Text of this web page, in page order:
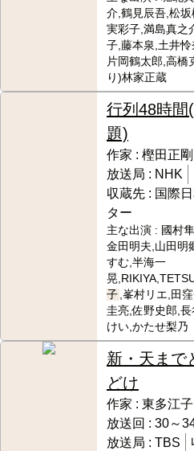
介,鶴見辰吾,松坂
実彩子,満島真之
子,藤本泉,土井
片岡鶴太郎,高橋
り)林家正蔵
行列48時間
題)
作家 : 樫田正剛
放送局 : NHK
収蔵先 : 国際
ター
主な出演 : 國村
金田明夫,山田明
すむ,半海一
晃
子 ,峯村リエ,田
圭亮,佐野史郎,
けい,かたせ梨乃
新・天まで
どけ
作家 : 東多江子
放送回 : 30～
放送局 : TBS